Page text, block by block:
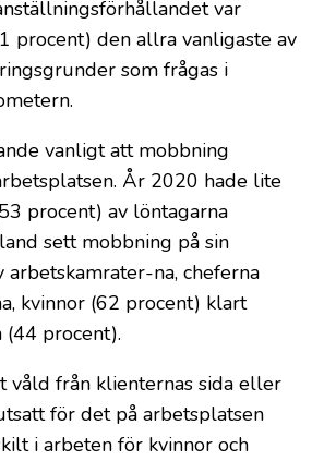
var
procent) den allra vanligaste av
som frågas i
vanligt att mobbning
År 2020 hade lite
procent) av löntagarna
sett mobbning på sin
arbetskamrater-na, cheferna
kvinnor (62 procent) klart
(44 procent).
våld från klienternas sida eller
för det på arbetsplatsen
i arbeten för kvinnor och